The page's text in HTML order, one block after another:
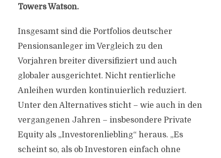
Towers Watson.
Insgesamt sind die Portfolios deutscher
Pensionsanleger im Vergleich zu den
Vorjahren breiter diversifiziert und auch
globaler ausgerichtet. Nicht rentierliche
Anleihen wurden kontinuierlich reduziert.
Unter den Alternatives sticht – wie auch in den
vergangenen Jahren – insbesondere Private
Equity als „Investorenliebling“ heraus. „Es
scheint so, als ob Investoren einfach ohne